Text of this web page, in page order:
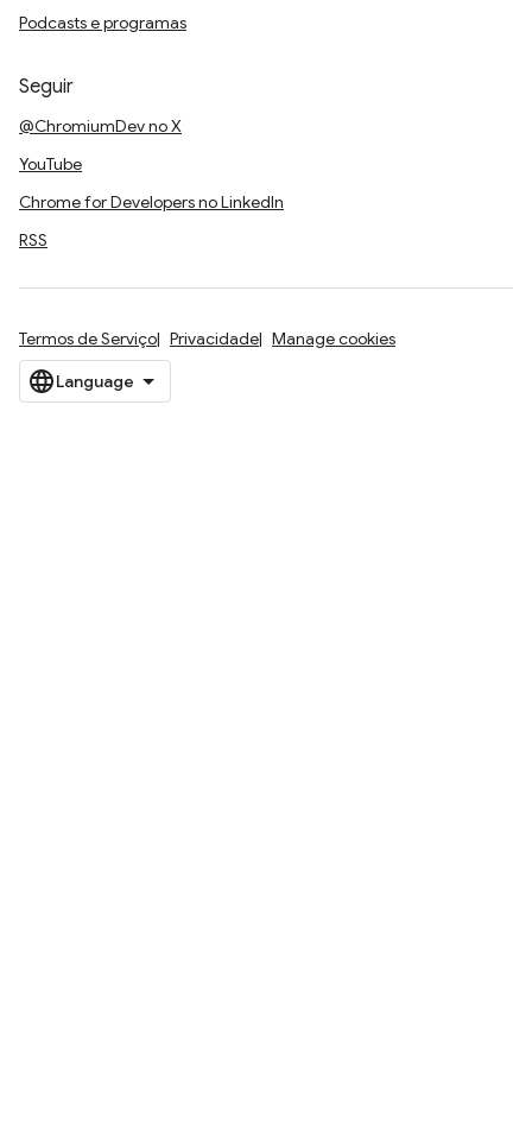
Podcasts e programas
Seguir
@ChromiumDev no X
YouTube
Chrome for Developers no LinkedIn
RSS
Termos de Serviço Privacidade Manage cookies